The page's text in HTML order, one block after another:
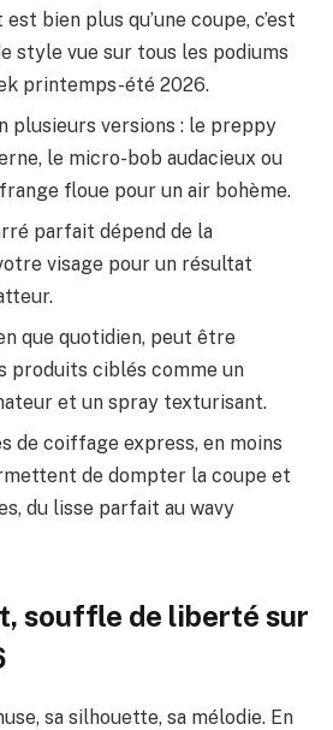
bien plus qu’une coupe, c’est
style vue sur tous les podiums
printemps-été 2026.
plusieurs versions : le preppy
le micro-bob audacieux ou
floue pour un air bohème.
parfait dépend de la
visage pour un résultat
que quotidien, peut être
produits ciblés comme un
et un spray texturisant.
de coiffage express, en moins
de dompter la coupe et
du lisse parfait au wavy
souffle de liberté sur
sa silhouette, sa mélodie. En